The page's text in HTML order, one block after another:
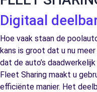
Digitaal
Hoe vaak staan de
kans is groot dat u nu
dat de auto’s
Fleet Sharing maakt u
efficiënte manier. Het